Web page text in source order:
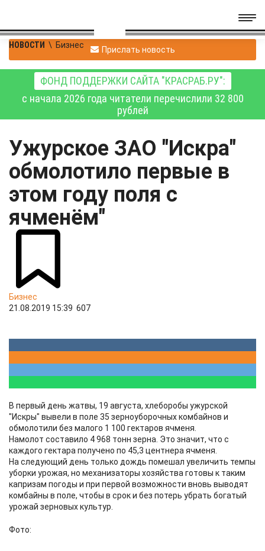
НОВОСТИ \ Бизнес Прислать новость
ФОНД ПОДДЕРЖКИ САЙТА "КРАСРАБ.РУ":
с начала 2026 года читатели перечислили 32 800
рублей
Ужурское ЗАО "Искра"
обмолотило первые в
этом году поля с
ячменём"
Бизнес
21.08.2019 15:39 607
В первый день жатвы, 19 августа, хлеборобы ужурской
"Искры" вывели в поле 35 зерноуборочных комбайнов и
обмолотили без малого 1 100 гектаров ячменя.
Намолот составило 4 968 тонн зерна. Это значит, что с
каждого гектара получено по 45,3 центнера ячменя.
На следующий день только дождь помешал увеличить темпы
уборки урожая, но механизаторы хозяйства готовы к таким
капризам погоды и при первой возможности вновь выводят
комбайны в поле, чтобы в срок и без потерь убрать богатый
урожай зерновых культур.
Фото: